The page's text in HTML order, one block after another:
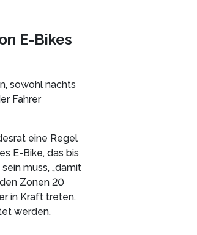
E-Bikes
sowohl nachts
Fahrer
eine Regel
E-Bike, das bis
muss, „damit
Zonen 20
in Kraft treten.
werden.